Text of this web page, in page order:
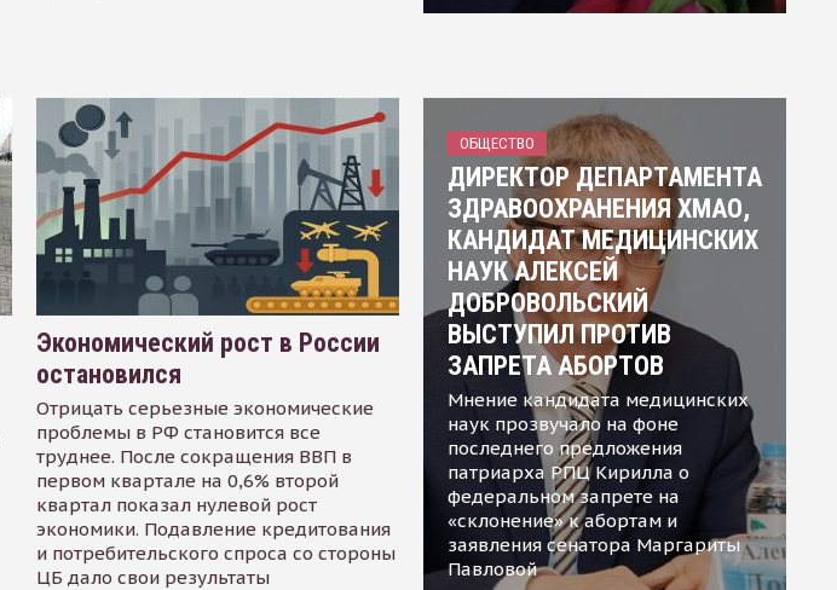
Экономический рост в России
остановился
Отрицать серьезные экономические
проблемы в РФ становится все
труднее. После сокращения ВВП в
первом квартале на 0,6% второй
квартал показал нулевой рост
экономики. Подавление кредитования
и потребительского спроса со стороны
ЦБ дало свои результаты
ОБЩЕСТВО
ДИРЕКТОР ДЕПАРТАМЕНТА
ЗДРАВООХРАНЕНИЯ ХМАО,
КАНДИДАТ МЕДИЦИНСКИХ
НАУК АЛЕКСЕЙ
ДОБРОВОЛЬСКИЙ
ВЫСТУПИЛ ПРОТИВ
ЗАПРЕТА АБОРТОВ
Мнение кандидата медицинских
наук прозвучало на фоне
последнего предложения
патриарха РПЦ Кирилла о
федеральном запрете на
«склонение» к абортам и
заявления сенатора Маргариты
Павловой